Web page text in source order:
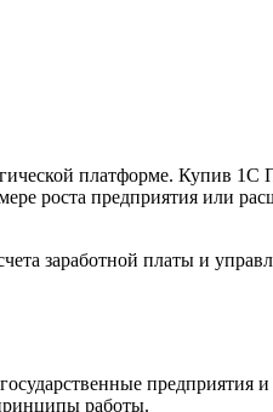
платформе. Купив 1С
роста предприятия или
заработной платы и
предприятия
работы.